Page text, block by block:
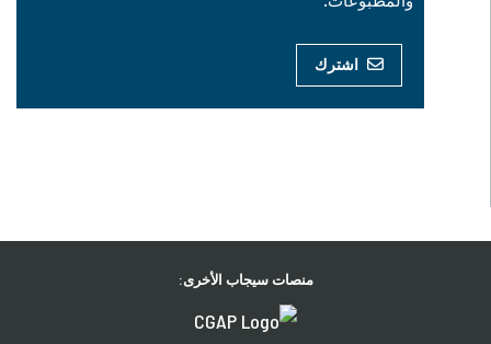
اشترك
منصات سيجاب الأخرى: